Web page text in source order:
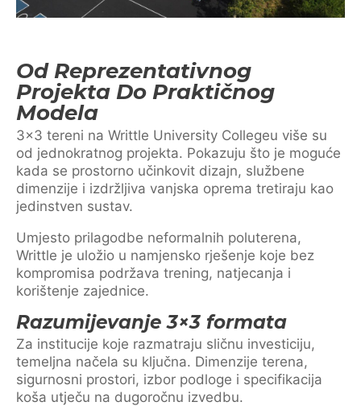
Od Reprezentativnog
Projekta Do Praktičnog
Modela
3×3 tereni na Writtle University Collegeu više su
od jednokratnog projekta. Pokazuju što je moguće
kada se prostorno učinkovit dizajn, službene
dimenzije i izdržljiva vanjska oprema tretiraju kao
jedinstven sustav.
Umjesto prilagodbe neformalnih poluterena,
Writtle je uložio u namjensko rješenje koje bez
kompromisa podržava trening, natjecanja i
korištenje zajednice.
Razumijevanje 3×3 formata
Za institucije koje razmatraju sličnu investiciju,
temeljna načela su ključna. Dimenzije terena,
sigurnosni prostori, izbor podloge i specifikacija
koša utječu na dugoročnu izvedbu.